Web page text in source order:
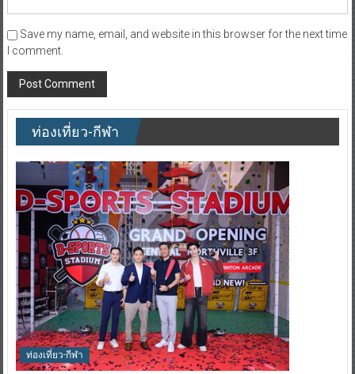
Save my name, email, and website in this browser for the next time
I comment.
ท่องเที่ยว-กีฬา
ท่องเที่ยว-กีฬา